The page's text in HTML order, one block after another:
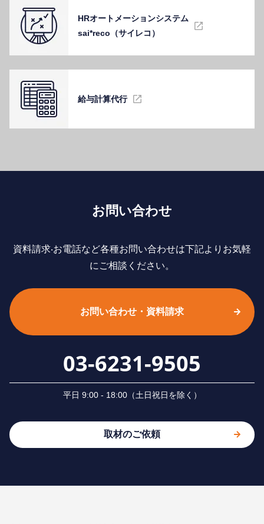
HRオートメーションシステム
sai*reco（サイレコ）
給与計算代⾏
お問い合わせ
資料請求‧お電話など各種お問い合わせは下記よりお気軽
にご相談ください。
お問い合わせ・資料請求
03-6231-9505
平⽇ 9:00 - 18:00（⼟⽇祝⽇を除く）
取材のご依頼